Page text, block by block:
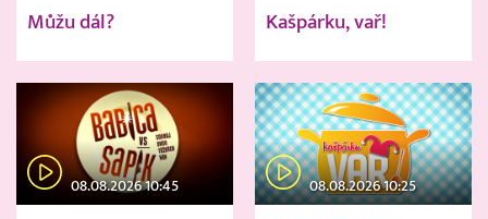
Můžu dál? Kašpárku, vař!
08.08.2026 10:45 08.08.2026 10:25